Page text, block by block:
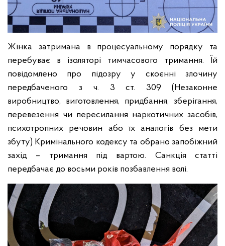
Жінка затримана в процесуальному порядку та
перебуває в ізоляторі тимчасового тримання. Їй
повідомлено про підозру у скоєнні злочину
передбаченого з ч. 3 ст. 309 (Незаконне
виробництво, виготовлення, придбання, зберігання,
перевезення чи пересилання наркотичних засобів,
психотропних речовин або їх аналогів без мети
збуту) Кримінального кодексу та обрано запобіжний
захід – тримання під вартою. Санкція статті
передбачає до восьми років позбавлення волі.